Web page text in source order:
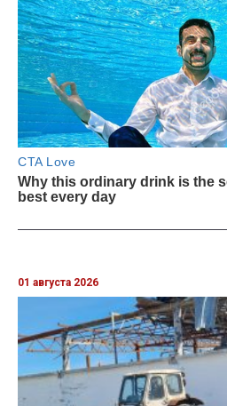
01 августа 2026